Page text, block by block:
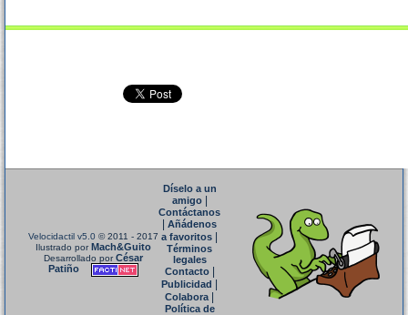
Velocidactil v5.0 © 2011 - 2017
Ilustrado porMach&Guito
Desarrollado porCésar
Patiño
Díselo a un
amigo|
Contáctanos
Añádenos
a favoritos
Términos
legales
Contacto|
Publicidad
Colabora|
Política de